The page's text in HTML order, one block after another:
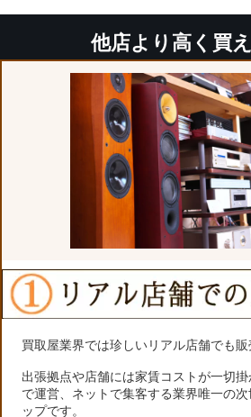
他店より高く買
買取屋業界では珍しいリアル店舗でも販
出張拠点や店舗には家賃コストが一切
で運営、ネットで集客する業界唯一の
ップです。